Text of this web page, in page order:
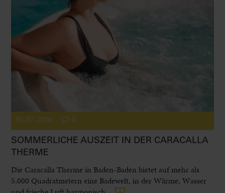
01.07.2026 0
SOMMERLICHE AUSZEIT IN DER CARACALLA
THERME
Die Caracalla Therme in Baden-Baden bietet auf mehr als
5.000 Quadratmetern eine Badewelt, in der Wärme, Wasser